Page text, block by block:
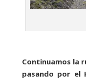
Continuamos la
pasando por el